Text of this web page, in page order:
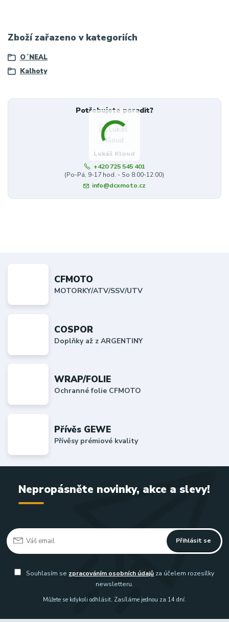
Zboží zařazeno v kategoriích
O´NEAL
Kalhoty
Potřebujete poradit?
Lukáš Kloud
+420 725 545 401
(Po-Pá, 9-17 hod. - So 8:00-12:00)
info@dcxmoto.cz
CFMOTO
MOTORKY/ATV/SSV/UTV
COSPOR
Doplňky až z ARGENTINY
WRAP/FOLIE
Ochranné folie CFMOTO
Přívěs GEWE
Přívěsy prémiové kvality
Nepropásněte novinky, akce a slevy!
Přihlásit se
Souhlasím se zpracováním osobních údajů za účelem rozesílky
newsletteru.
Můžete se kdykoli odhlásit. Zasíláme jednou za 14 dní.